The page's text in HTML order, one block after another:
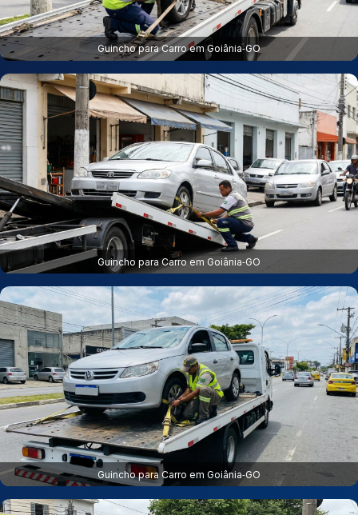
Guincho para Carro em Goiânia‑GO
Guincho para Carro em Goiânia‑GO
Guincho para Carro em Goiânia‑GO